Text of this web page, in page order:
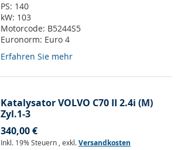
PS: 140
kW: 103
Motorcode: B5244S5
Euronorm: Euro 4
Erfahren Sie mehr
Katalysator VOLVO C70 II 2.4i (M)
Zyl.1-3
340,00 €
Inkl. 19% Steuern , exkl.Versandkosten